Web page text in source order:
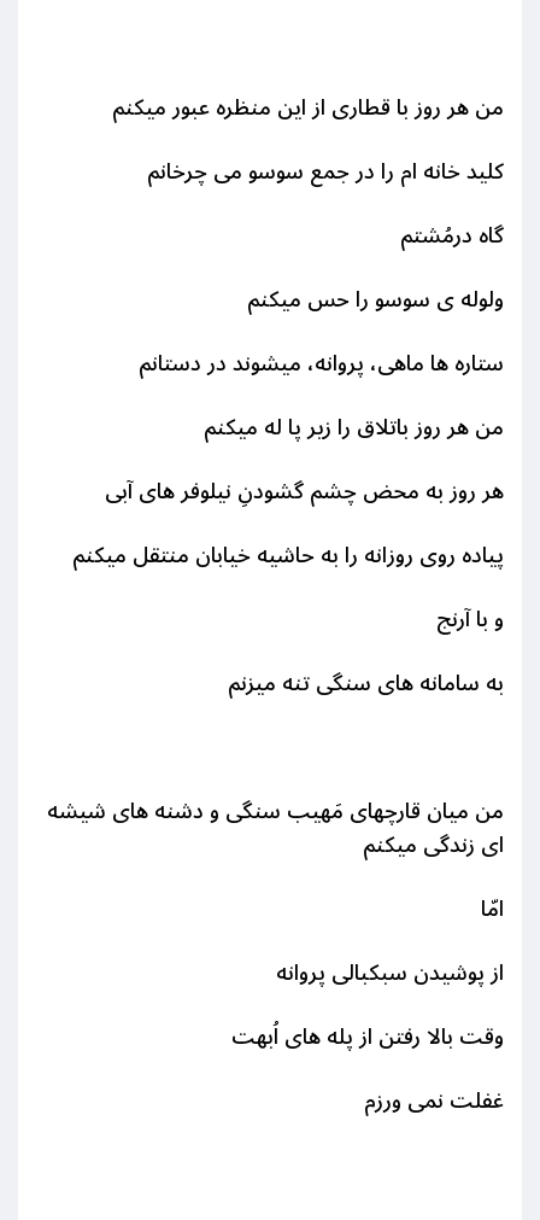
من هر روز با قطاری از این منظره عبور میکنم
کلید خانه ام را در جمع سوسو می چرخانم
گاه درمُشتم
ولوله ی سوسو را حس میکنم
ستاره ها ماهی، پروانه، میشوند در دستانم
من هر روز باتلاق را زیر پا له میکنم
هر روز به محض چشم گشودنِ نیلوفر های آبی
پیاده روی روزانه را به حاشیه خیابان منتقل میکنم
و با آرنج
به سامانه های سنگی تنه میزنم
من میان قارچهای مَهیب سنگی و دشنه های شیشه
ای زندگی میکنم
امّا
از پوشیدن سبکبالی پروانه
وقت بالا رفتن از پله های اُبهت
غفلت نمی ورزم